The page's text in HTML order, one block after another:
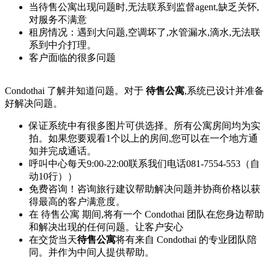
当待售公寓出现问题时,无法联系到监督agent,缺乏关怀,
对服务不满意
租房情况：遇到大问题,空调坏了,水管漏水,滴水,无法联
系到中介打理。
客户面临的很多问题
Condothai 了解并知道问题。对于 待售公寓,系统已设计并准备
好解决问题。
保证系统中有很多图片可供选择。所有公寓房间均为实
拍。如果您要观看1个以上的房间,您可以在一个地方通
知并完成通话。
呼叫中心每天9:00-22:00联系我们电话081-7554-553（自
动10行））
免费咨询！咨询旅行建议帮助解决问题并协商价格以获
得最高的客户满意度。
在 待售公寓 期间,将有一个 Condothai 团队在您身边帮助
和解决出现的任何问题。让客户安心
在交货当天待售公寓将有来自 Condothai 的专业团队陪
同。并作为中间人提供帮助。